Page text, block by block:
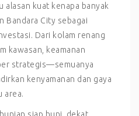
alasan kuat kenapa banyak
Bandara City sebagai
Dari kolam renang
kawasan, keamanan
strategis—semuanya
kenyamanan dan gaya
area.
siap huni, dekat